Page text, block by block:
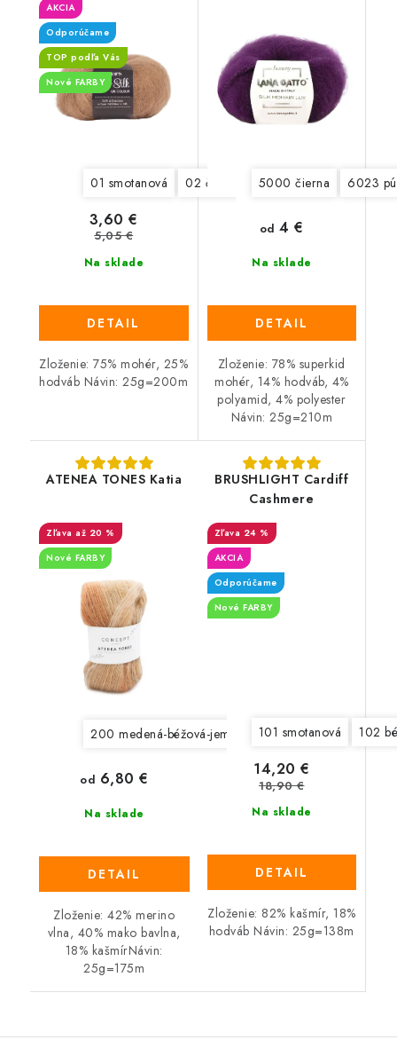
AKCIA
Odporúčame
TOP podľa Vás
Nové FARBY
01 smotanová 02 čierna 03 svetlá ružová s
Na sklade
3,60 €
5,05 €
DETAIL
Zloženie: 75% mohér, 25%
hodváb Návin: 25g=200m
5000 čierna 6023
Na sklade
od 4 €
DETAIL
Zloženie: 78% superkid
mohér, 14% hodváb, 4%
polyamid, 4% polyester
Návin: 25g=210m
ATENEA TONES Katia
až 20 %
Nové FARBY
200 medená-béžová-jemná zelená - VÝPREDAJ 201
Na sklade
od 6,80 €
DETAIL
Zloženie: 42% merino
vlna, 40% mako bavlna,
18% kašmírNávin:
25g=175m
BRUSHLIGHT Cardiff
Cashmere
24 %
AKCIA
Odporúčame
Nové FARBY
101 smotanová 102
Na sklade
14,20 €
18,90 €
DETAIL
Zloženie: 82% kašmír, 18%
hodváb Návin: 25g=138m